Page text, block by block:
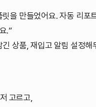
을 만들었어요. 자동 리포
.”
긴 상품, 재입고 알림 설정해
고르고,